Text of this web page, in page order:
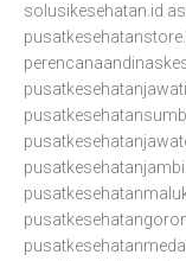
solusikesehatan.id